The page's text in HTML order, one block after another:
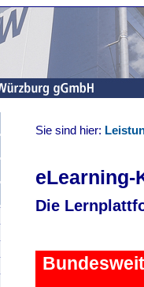
Sie sind hier:
eLearning-
Die